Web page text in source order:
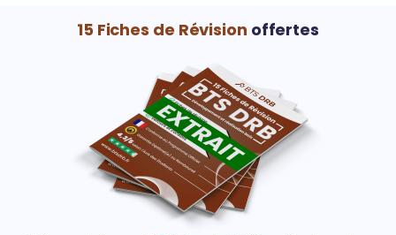
15 Fiches de Révision offertes